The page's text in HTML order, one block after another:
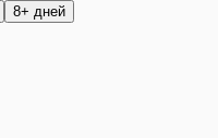
8+ дней